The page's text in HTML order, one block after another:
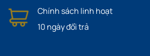
Chính sách linh hoạt
10 ngày đổi trả